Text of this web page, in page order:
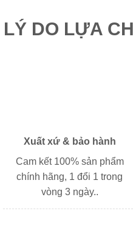
LÝ DO LỰA
Xuất xứ & bảo hành
Cam kết 100% sản phẩm
chính hãng, 1 đổi 1 trong
vòng 3 ngày..